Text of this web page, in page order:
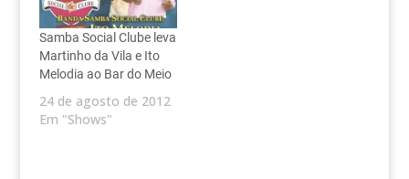
Samba Social Clube leva
Martinho da Vila e Ito
Melodia ao Bar do Meio
24 de agosto de 2012
Em "Shows"